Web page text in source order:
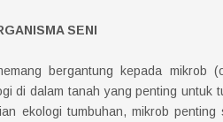
SENI
bergantung kepada mikrob
di dalam tanah yang penting untuk
ekologi tumbuhan, mikrob